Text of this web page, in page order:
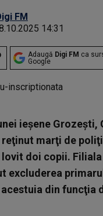
FM
14:31
Adaugă Digi FM ca
Google
ieşene Grozeşti,
marţi de
doi copii. Filiala
excluderea
din funcţia